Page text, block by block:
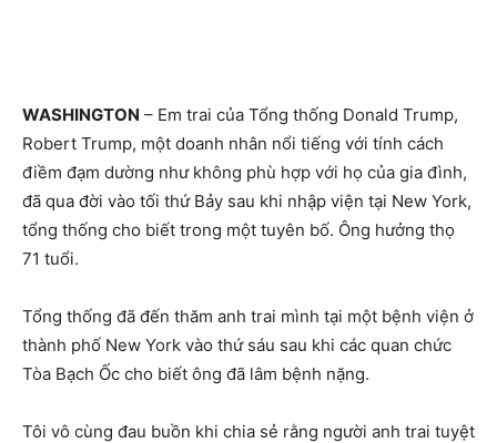
WASHINGTON – Em trai của Tổng thống Donald Trump,
Robert Trump, một doanh nhân nổi tiếng với tính cách
điềm đạm dường như không phù hợp với họ của gia đình,
đã qua đời vào tối thứ Bảy sau khi nhập viện tại New York,
tổng thống cho biết trong một tuyên bố. Ông hưởng thọ
71 tuổi.
Tổng thống đã đến thăm anh trai mình tại một bệnh viện ở
thành phố New York vào thứ sáu sau khi các quan chức
Tòa Bạch Ốc cho biết ông đã lâm bệnh nặng.
Tôi vô cùng đau buồn khi chia sẻ rằng người anh trai tuyệt